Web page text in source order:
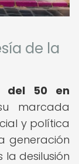
de la
del 50 en
marcada
y política
generación
desilusión